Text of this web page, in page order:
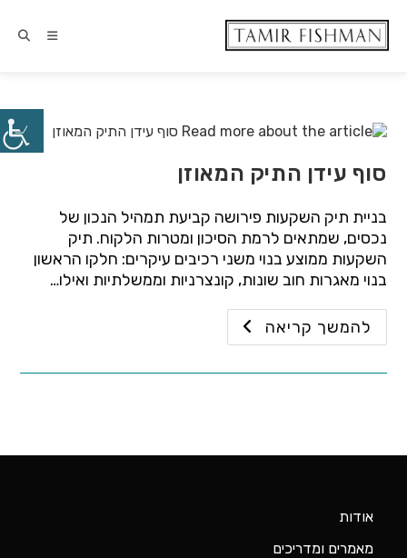
סוף עידן התיק המאוזן
בניית תיק השקעות פירושה קביעת תמהיל הנכון של
נכסים, שמתאים לרמת הסיכון ומטרות הלקוח. תיק
השקעות ממוצע בנוי משני רכיבים עיקרים: חלקו הראשון
בנוי מאגרות חוב שונות, קונצרניות וממשלתיות ואילו…
להמשך קריאה
אודות
מאמרים ומדריכים